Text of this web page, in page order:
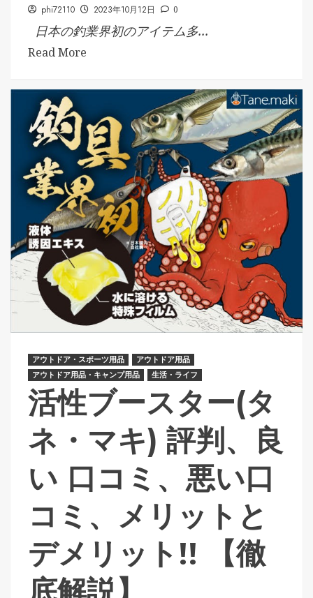
phi72110 2023年10月12日 0
日本の釣業界初のアイテム多...
Read More
アウトドア・スポーツ用品
アウトドア用品
アウトドア用品・キャンプ用品
生活・ライフ
活性ブースター(タ
ネ・マキ) 評判、良
い 口コミ、悪い口
コミ、メリットと
デメリット!! 【徹